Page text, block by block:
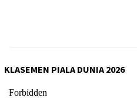
KLASEMEN PIALA DUNIA 2026